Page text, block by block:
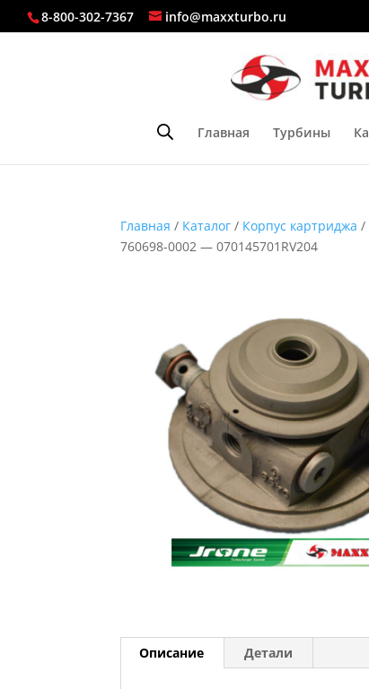
8-800-302-7367 info@maxxturbo.ru
Главная Турбины
Главная / Каталог / Корпус картриджа /
760698-0002 — 070145701RV204
Описание Детали